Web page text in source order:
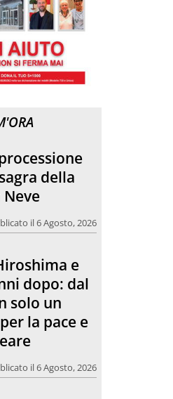
della
il 6 Agosto, 2026
e
dopo: dal
solo un
la pace e
il 6 Agosto, 2026